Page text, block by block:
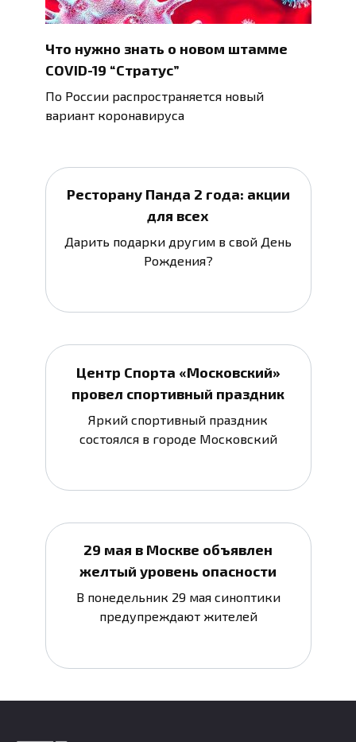
Что нужно знать о новом штамме
COVID-19 “Стратус”
По России распространяется новый
вариант коронавируса
Ресторану Панда 2 года: акции
для всех
Дарить подарки другим в свой День
Рождения?
Центр Спорта «Московский»
провел спортивный праздник
Яркий спортивный праздник
состоялся в городе Московский
29 мая в Москве объявлен
желтый уровень опасности
В понедельник 29 мая синоптики
предупреждают жителей